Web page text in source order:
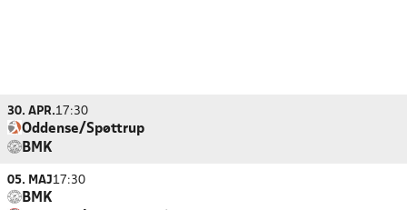
30. APR.17:30
Oddense/Spøttrup
BMK
05. MAJ17:30
BMK